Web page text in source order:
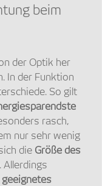
beim
der Optik her
In der Funktion
So gilt
rasch,
nur sehr wenig
die Größe des
. Allerdings
geeignetes